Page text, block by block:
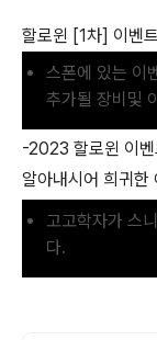
할로윈 [1차] 이벤
스폰에 있는 이
추가될 장비및
-2023 할로윈 이벤
알아내시어 희귀한
고고학자가 스
다.